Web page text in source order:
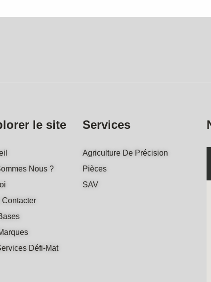
le site
Nous ?
Contacter
Défi-Mat
Services
Agriculture De Précision
Pièces
SAV